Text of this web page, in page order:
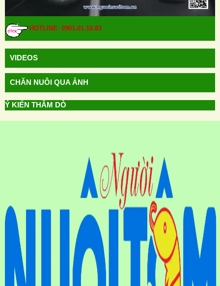
HOTLINE: 0901.01.10.83
VIDEOS
CHĂN NUÔI QUA ẢNH
Ý KIẾN THĂM DÒ